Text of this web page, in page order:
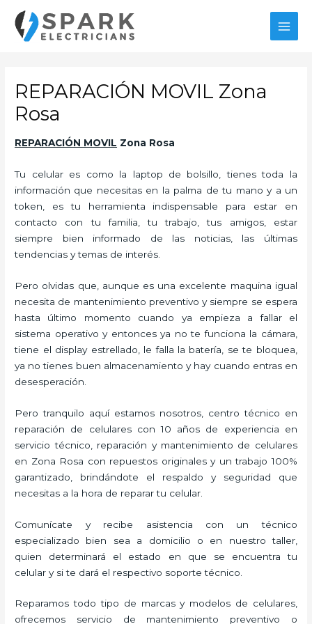
contenido
REPARACIÓN MOVIL Zona
Rosa
REPARACIÓN MOVIL Zona Rosa
Tu celular es como la laptop de bolsillo, tienes toda la
información que necesitas en la palma de tu mano y a un
token, es tu herramienta indispensable para estar en
contacto con tu familia, tu trabajo, tus amigos, estar
siempre bien informado de las noticias, las últimas
tendencias y temas de interés.
Pero olvidas que, aunque es una excelente maquina igual
necesita de mantenimiento preventivo y siempre se espera
hasta último momento cuando ya empieza a fallar el
sistema operativo y entonces ya no te funciona la cámara,
tiene el display estrellado, le falla la batería, se te bloquea,
ya no tienes buen almacenamiento y hay cuando entras en
desesperación.
Pero tranquilo aquí estamos nosotros, centro técnico en
reparación de celulares con 10 años de experiencia en
servicio técnico, reparación y mantenimiento de celulares
en Zona Rosa con repuestos originales y un trabajo 100%
garantizado, brindándote el respaldo y seguridad que
necesitas a la hora de reparar tu celular.
Comunícate y recibe asistencia con un técnico
especializado bien sea a domicilio o en nuestro taller,
quien determinará el estado en que se encuentra tu
celular y si te dará el respectivo soporte técnico.
Reparamos todo tipo de marcas y modelos de celulares,
ofrecemos servicio de mantenimiento preventivo o